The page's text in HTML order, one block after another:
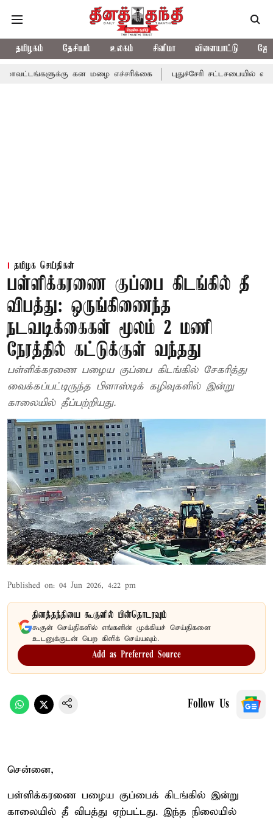
தமிழகம் தேசியம் உலகம் சினிமா விளையாட்டு
கன மழை எச்சரிக்கை புதுச்சேரி சட்டசபையில் வரும் 24ம்
தமிழக செய்திகள்
பள்ளிக்கரணை குப்பை கிடங்கில் தீ
விபத்து: ஒருங்கிணைந்த
நடவடிக்கைகள் மூலம் 2 மணி
நேரத்தில் கட்டுக்குள் வந்தது
பள்ளிக்கரணை பழைய குப்பை கிடங்கில் சேகரித்து
வைக்கப்பட்டிருந்த பிளாஸ்டிக் கழிவுகளில் இன்று
காலையில் தீப்பற்றியது.
Published on: 04 Jun 2026, 4:22 pm
தினத்தந்தியை கூகுளில் பின்தொடரவும்
கூகுள் செய்திகளில் எங்களின் முக்கியச் செய்திகளை
உடனுக்குடன் பெற கிளிக் செய்யவும்.
Add as Preferred Source
Follow Us
சென்னை,
பள்ளிக்கரணை பழைய குப்பைக் கிடங்கில் இன்று
காலையில் தீ விபத்து ஏற்பட்டது. இந்த நிலையில்